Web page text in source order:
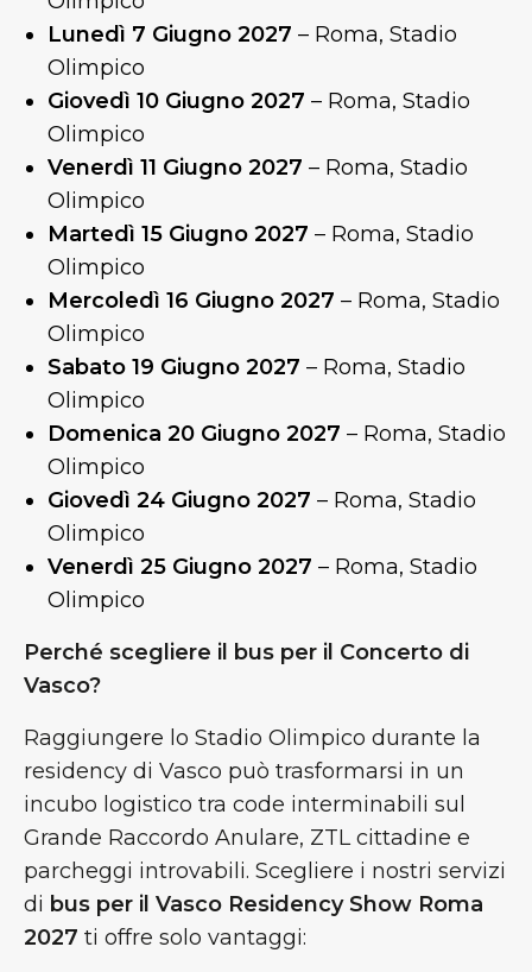
Lunedì 7 Giugno 2027 – Roma, Stadio
Olimpico
Giovedì 10 Giugno 2027 – Roma, Stadio
Olimpico
Venerdì 11 Giugno 2027 – Roma, Stadio
Olimpico
Martedì 15 Giugno 2027 – Roma, Stadio
Olimpico
Mercoledì 16 Giugno 2027 – Roma, Stadio
Olimpico
Sabato 19 Giugno 2027 – Roma, Stadio
Olimpico
Domenica 20 Giugno 2027 – Roma, Stadio
Olimpico
Giovedì 24 Giugno 2027 – Roma, Stadio
Olimpico
Venerdì 25 Giugno 2027 – Roma, Stadio
Olimpico
Perché scegliere il bus per il Concerto di
Vasco?
Raggiungere lo Stadio Olimpico durante la
residency di Vasco può trasformarsi in un
incubo logistico tra code interminabili sul
Grande Raccordo Anulare, ZTL cittadine e
parcheggi introvabili. Scegliere i nostri servizi
di bus per il Vasco Residency Show Roma
2027 ti offre solo vantaggi: